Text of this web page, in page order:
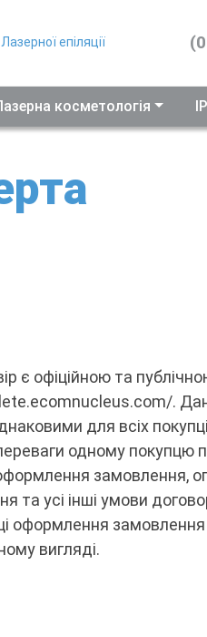
косметологія
є офіційною та
.
для всіх
одному покупцю
замовлення,
та усі інші умови
оформлення
вигляді.